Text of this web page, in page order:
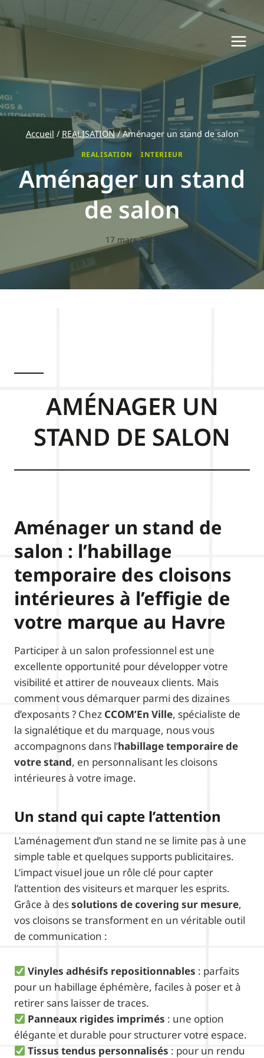
au
contenu
Accueil / REALISATION / Aménager un stand de salon
REALISATION INTERIEUR
Aménager un stand
de salon
17 mars 2025
AMÉNAGER UN
STAND DE SALON
Aménager un stand de
salon : l’habillage
temporaire des cloisons
intérieures à l’effigie de
votre marque au Havre
Participer à un salon professionnel est une
excellente opportunité pour développer votre
visibilité et attirer de nouveaux clients. Mais
comment vous démarquer parmi des dizaines
d’exposants ? Chez CCOM’En Ville, spécialiste de
la signalétique et du marquage, nous vous
accompagnons dans l’habillage temporaire de
votre stand, en personnalisant les cloisons
intérieures à votre image.
Un stand qui capte l’attention
L’aménagement d’un stand ne se limite pas à une
simple table et quelques supports publicitaires.
L’impact visuel joue un rôle clé pour capter
l’attention des visiteurs et marquer les esprits.
Grâce à dessolutions de covering sur mesure,
vos cloisons se transforment en un véritable outil
de communication :
Vinyles adhésifs repositionnables : parfaits
pour un habillage éphémère, faciles à poser et à
retirer sans laisser de traces.
Panneaux rigides imprimés : une option
élégante et durable pour structurer votre espace.
Tissus tendus personnalisés : pour un rendu